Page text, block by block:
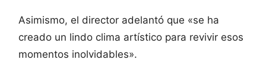
Asimismo, el director adelantó que «se ha
creado un lindo clima artístico para revivir esos
momentos inolvidables».